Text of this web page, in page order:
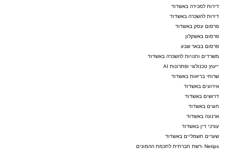
דירות למכירה באשדוד
דירות להשכרה באשדוד
פרסום עסק באשדוד
פרסום באשקלון
פרסום בבאר שבע
משרדים וחנויות להשכרה באשדוד
ייעוץ טכנולוגי ופתרונות AI
שרותי בריאות באשדוד
אירועים באשדוד
דרושים באשדוד
חוגים באשדוד
ארנונה באשדוד
עורכי דין באשדוד
שערים חשמליים באשדוד
Netips -רשת חברתית לחכמת ההמונים